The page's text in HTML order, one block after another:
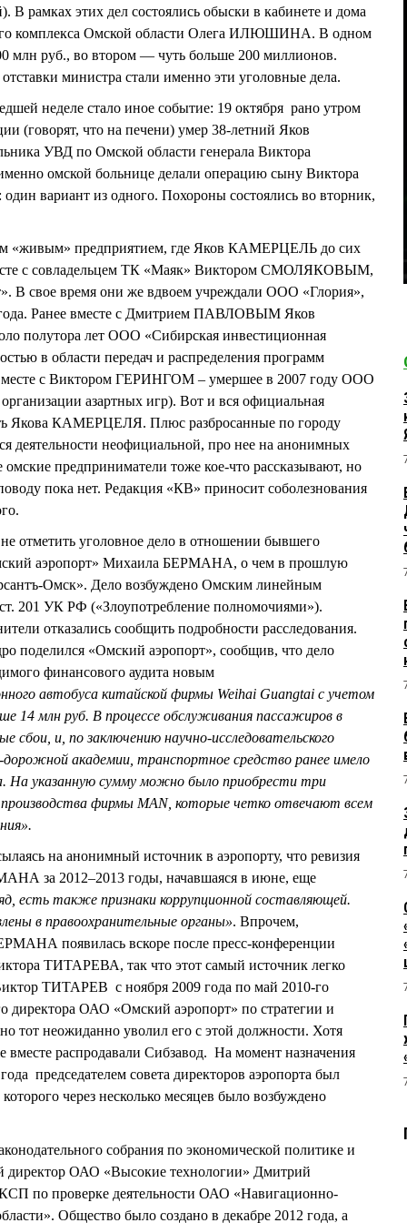
В рамках этих дел состоялись обыски в кабинете и дома
комплекса Омской области Олега ИЛЮШИНА. В одном
млн руб., во втором — чуть больше 200 миллионов.
министра стали именно эти уголовные дела.
неделе стало иное событие: 19 октября рано утром
(говорят, что на печени) умер 38-летний Яков
УВД по Омской области генерала Виктора
омской больнице делали операцию сыну Виктора
вариант из одного. Похороны состоялись во вторник,
«живым» предприятием, где Яков КАМЕРЦЕЛЬ до сих
с совладельцем ТК «Маяк» Виктором СМОЛЯКОВЫМ,
В свое время они же вдвоем учреждали ООО «Глория»,
года. Ранее вместе с Дмитрием ПАВЛОВЫМ Яков
полутора лет ООО «Сибирская инвестиционная
в области передач и распределения программ
с Виктором ГЕРИНГОМ – умершее в 2007 году ООО
азартных игр). Вот и вся официальная
Якова КАМЕРЦЕЛЯ. Плюс разбросанные по городу
деятельности неофициальной, про нее на анонимных
предприниматели тоже кое-что рассказывают, но
пока нет. Редакция «КВ» приносит соболезнования
отметить уголовное дело в отношении бывшего
аэропорт» Михаила БЕРМАНА, о чем в прошлую
Омск». Дело возбуждено Омским линейным
201 УК РФ («Злоупотребление полномочиями»).
отказались сообщить подробности расследования.
поделился «Омский аэропорт», сообщив, что дело
финансового аудита новым
автобуса китайской фирмы Weihai Guangtai с учетом
14 млн руб. В процессе обслуживания пассажиров в
сбои, и, по заключению научно-исследовательского
академии, транспортное средство ранее имело
На указанную сумму можно было приобрести три
производства фирмы MAN, которые четко отвечают всем
на анонимный источник в аэропорту, что ревизия
за 2012–2013 годы, начавшаяся в июне, еще
есть также признаки коррупционной составляющей.
в правоохранительные органы». Впрочем,
появилась вскоре после пресс-конференции
ТИТАРЕВА, так что этот самый источник легко
ТИТАРЕВ с ноября 2009 года по май 2010-го
директора ОАО «Омский аэропорт» по стратегии и
неожиданно уволил его с этой должности. Хотя
вместе распродавали Сибзавод. На момент назначения
председателем совета директоров аэропорта был
через несколько месяцев было возбуждено
собрания по экономической политике и
директор ОАО «Высокие технологии» Дмитрий
по проверке деятельности ОАО «Навигационно-
Общество было создано в декабре 2012 года, а